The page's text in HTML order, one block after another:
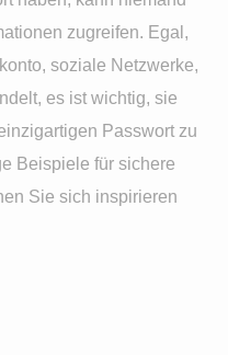
zugreifen. Egal,
soziale Netzwerke,
es ist wichtig, sie
Passwort zu
Beispiele für sichere
Sie sich inspirieren